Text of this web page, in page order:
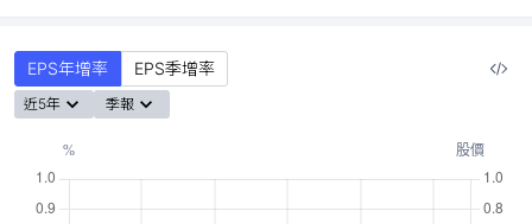
EPS年增率 EPS季增率
近5年 季報